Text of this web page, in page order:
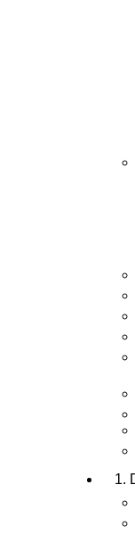
1.